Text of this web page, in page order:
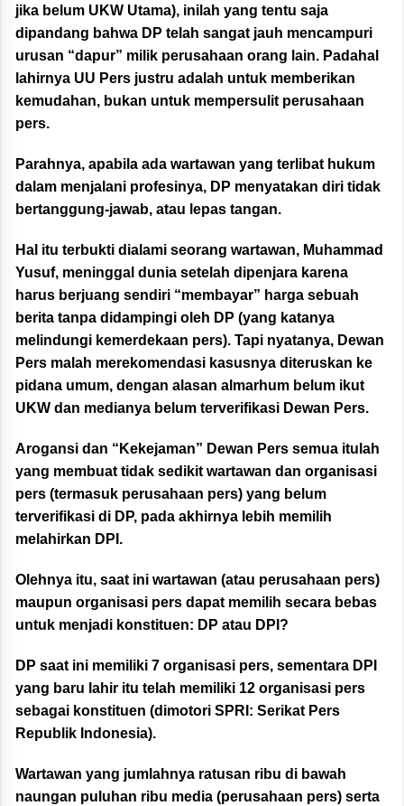
jika belum UKW Utama), inilah yang tentu saja
dipandang bahwa DP telah sangat jauh mencampuri
urusan “dapur” milik perusahaan orang lain. Padahal
lahirnya UU Pers justru adalah untuk memberikan
kemudahan, bukan untuk mempersulit perusahaan
pers.
Parahnya, apabila ada wartawan yang terlibat hukum
dalam menjalani profesinya, DP menyatakan diri tidak
bertanggung-jawab, atau lepas tangan.
Hal itu terbukti dialami seorang wartawan, Muhammad
Yusuf, meninggal dunia setelah dipenjara karena
harus berjuang sendiri “membayar” harga sebuah
berita tanpa didampingi oleh DP (yang katanya
melindungi kemerdekaan pers). Tapi nyatanya, Dewan
Pers malah merekomendasi kasusnya diteruskan ke
pidana umum, dengan alasan almarhum belum ikut
UKW dan medianya belum terverifikasi Dewan Pers.
Arogansi dan “Kekejaman” Dewan Pers semua itulah
yang membuat tidak sedikit wartawan dan organisasi
pers (termasuk perusahaan pers) yang belum
terverifikasi di DP, pada akhirnya lebih memilih
melahirkan DPI.
Olehnya itu, saat ini wartawan (atau perusahaan pers)
maupun organisasi pers dapat memilih secara bebas
untuk menjadi konstituen: DP atau DPI?
DP saat ini memiliki 7 organisasi pers, sementara DPI
yang baru lahir itu telah memiliki 12 organisasi pers
sebagai konstituen (dimotori SPRI: Serikat Pers
Republik Indonesia).
Wartawan yang jumlahnya ratusan ribu di bawah
naungan puluhan ribu media (perusahaan pers) serta